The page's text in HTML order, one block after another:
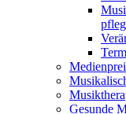
Gesunde